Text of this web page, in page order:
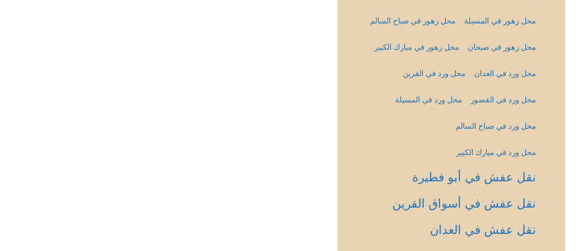
محل زهور في المسيلة محل زهور في صباح السالم
محل زهور في صبحان محل زهور في مبارك الكبير
محل ورد في العدان محل ورد في القرين
محل ورد في القصور محل ورد في المسيلة
محل ورد في صباح السالم
محل ورد في مبارك الكبير
نقل عفش في أبو فطيرة
نقل عفش في أسواق القرين
نقل عفش في العدان